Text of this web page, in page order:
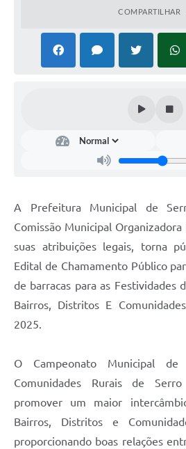
Lei Aldir Blanc
SIC
Jornal
Covid -19 em Serro
Links
Galeria de Vídeos
Telefones Úteis
COMPARTILHAR
A Prefeitura Municipal de
Comissão Municipal
suas atribuições legais, torna
Edital de Chamamento Público
de barracas para as Festividades
Bairros, Distritos E
2025.
O Campeonato Municipal
Comunidades Rurais de
promover um maior
Bairros, Distritos e
proporcionando boas relações